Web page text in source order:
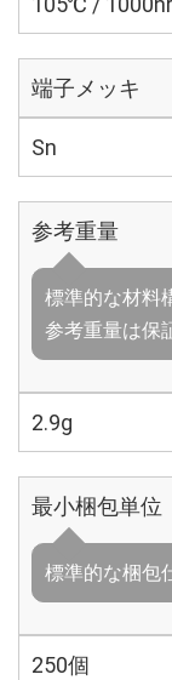
端子メッキ
Sn
参考重量
標準的な材料
参考重量は保
2.9g
最小梱包単位
標準的な梱包
250個